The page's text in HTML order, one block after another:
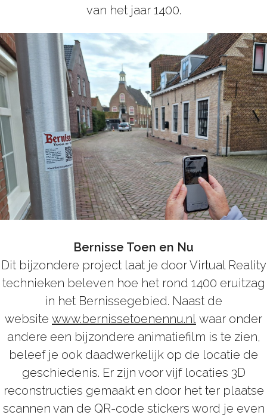
van het jaar 1400.
Bernisse Toen en Nu
Dit bijzondere project laat je door Virtual Reality
technieken beleven hoe het rond 1400 eruitzag
in het Bernissegebied. Naast de
website www.bernissetoenennu.nl waar onder
andere een bijzondere animatiefilm is te zien,
beleef je ook daadwerkelijk op de locatie de
geschiedenis. Er zijn voor vijf locaties 3D
reconstructies gemaakt en door het ter plaatse
scannen van de QR-code stickers word je even